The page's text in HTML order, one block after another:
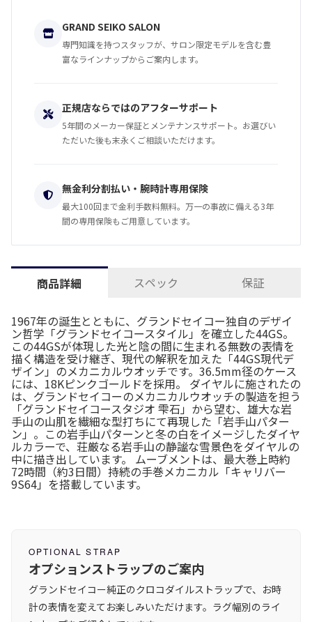
GRAND SEIKO SALON
専門知識を持つスタッフが、サロン限定モデルを含む豊
富なラインナップからご案内します。
正規店ならではのアフターサポート
5年間のメーカー保証とメンテナンスサポート。お選びい
ただいた後も末永くご相談いただけます。
無金利分割払い・腕時計専用保険
最大100回まで金利手数料無料。万一の事故に備える3年
間の専用保険もご用意しています。
商品詳細 スペック 保証
1967年の誕生とともに、グランドセイコー独自のデザイ
ン哲学「グランドセイコースタイル」を確立した44GS。
この44GSが体現した光と陰の間に生まれる無数の表情を
描く構造を受け継ぎ、現代の解釈を加えた「44GS現代デ
ザイン」のメカニカルウオッチです。36.5mm径のケース
には、18Kピンクゴールドを採用。 ダイヤルに施されたの
は、グランドセイコーのメカニカルウオッチの製造を担う
「グランドセイコースタジオ 雫石」から望む、雄大な岩
手山の山肌を繊細な型打ちにて再現した「岩手山パター
ン」。この岩手山パターンと冬の白をイメージしたダイヤ
ルカラーで、荘厳なる岩手山の静謐な雪景色をダイヤルの
中に描き出しています。 ムーブメントは、最大巻上時約
72時間（約3日間）持続の手巻メカニカル「キャリバー
9S64」を搭載しています。
OPTIONAL STRAP
オプションストラップのご案内
グランドセイコー純正のクロコダイルストラップで、お時
計の表情を変えてお楽しみいただけます。ラグ幅別のライ